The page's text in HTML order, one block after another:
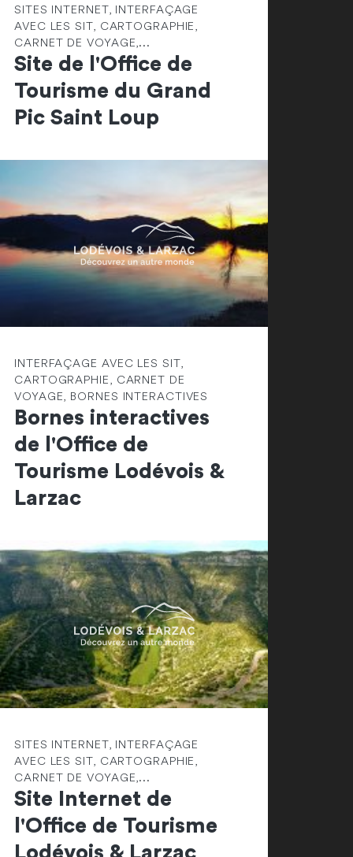
SITES INTERNET, INTERFAÇAGE
AVEC LES SIT, CARTOGRAPHIE,
CARNET DE VOYAGE,...
Site de l'Office de
Tourisme du Grand
Pic Saint Loup
INTERFAÇAGE AVEC LES SIT,
CARTOGRAPHIE, CARNET DE
VOYAGE, BORNES INTERACTIVES
Bornes interactives
de l'Office de
Tourisme Lodévois &
Larzac
SITES INTERNET, INTERFAÇAGE
AVEC LES SIT, CARTOGRAPHIE,
CARNET DE VOYAGE,...
Site Internet de
l'Office de Tourisme
Lodévois & Larzac